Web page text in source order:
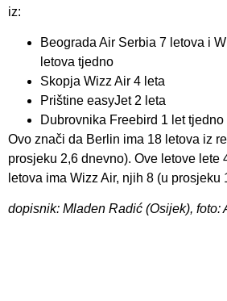
iz:
Beograda Air Serbia 7 letova i
letova tjedno
Skopja Wizz Air 4 leta
Prištine easyJet 2 leta
Dubrovnika Freebird 1 let tjedno
Ovo znači da Berlin ima 18 letova iz
prosjeku 2,6 dnevno). Ove letove lete
letova ima Wizz Air, njih 8 (u prosjeku
dopisnik: Mladen Radić (Osijek), foto: